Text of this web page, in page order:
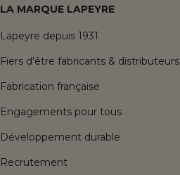
LA MARQUE LAPEYRE
Lapeyre depuis 1931
Fiers d'être fabricants & distributeurs
Fabrication française
Engagements pour tous
Développement durable
Recrutement